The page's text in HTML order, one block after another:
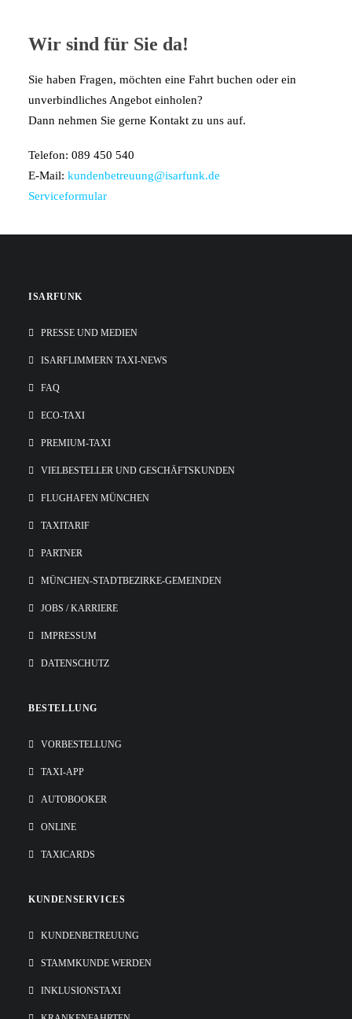
Wir sind für Sie da!
Sie haben Fragen, möchten eine Fahrt buchen oder ein
unverbindliches Angebot einholen?
Dann nehmen Sie gerne Kontakt zu uns auf.
Telefon: 089 450 540
E-Mail: kundenbetreuung@isarfunk.de
Serviceformular
ISARFUNK
PRESSE UND MEDIEN
ISARFLIMMERN TAXI-NEWS
FAQ
ECO-TAXI
PREMIUM-TAXI
VIELBESTELLER UND GESCHÄFTSKUNDEN
FLUGHAFEN MÜNCHEN
TAXITARIF
PARTNER
MÜNCHEN-STADTBEZIRKE-GEMEINDEN
JOBS / KARRIERE
IMPRESSUM
DATENSCHUTZ
BESTELLUNG
VORBESTELLUNG
TAXI-APP
AUTOBOOKER
ONLINE
TAXICARDS
KUNDENSERVICES
KUNDENBETREUUNG
STAMMKUNDE WERDEN
INKLUSIONSTAXI